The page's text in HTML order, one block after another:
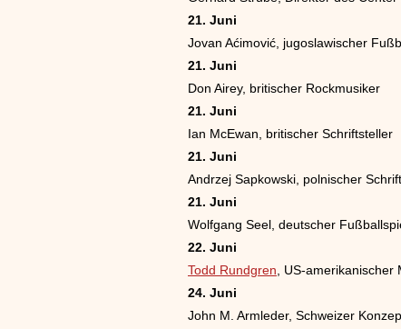
21. Juni
Jovan Aćimović, jugoslawischer
21. Juni
Don Airey, britischer Rockmusiker
21. Juni
Ian McEwan, britischer Schriftsteller
21. Juni
Andrzej Sapkowski, polnischer
21. Juni
Wolfgang Seel, deutscher
22. Juni
Todd Rundgren , US-
24. Juni
John M. Armleder, Schweizer